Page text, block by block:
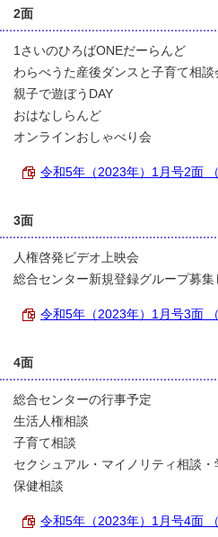
2面
1さいのひろばONEだーらんど
わらべうた産後ダンスと子育て相談
親子で遊ぼうDAY
おはなしらんど
オンラインおしゃべり会
令和5年（2023年）1月号2面
3面
人権啓発ビデオ上映会
総合センター新規登録グループ募集
令和5年（2023年）1月号3面
4面
総合センターの行事予定
生活人権相談
子育て相談
セクシュアル・マイノリティ相談・
保健相談
令和5年（2023年）1月号4面